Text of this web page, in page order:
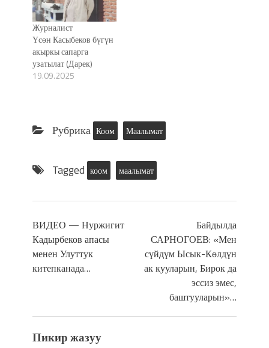
Журналист
Үсөн Касыбеков бүгүн
акыркы сапарга
узатылат (Дарек)
19.09.2025
Рубрика Коом Маалымат
Tagged коом маалымат
ВИДЕО — Нуржигит
Кадырбеков апасы
менен Улуттук
китепканада…
Байдылда
САРНОГОЕВ: «Мен
сүйдүм Ысык-Көлдүн
ак кууларын, Бирок да
эссиз эмес,
баштууларын»…
Пикир жазуу